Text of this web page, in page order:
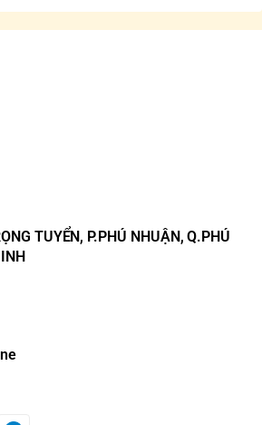
TUYỂN, P.PHÚ NHUẬN, Q.PHÚ